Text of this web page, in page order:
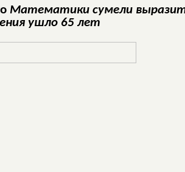
Математики сумели
ушло 65 лет